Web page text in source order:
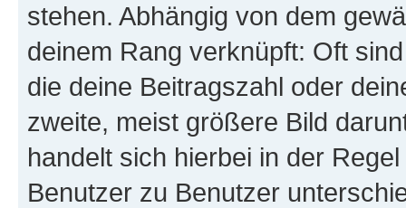
stehen. Abhängig von dem
deinem Rang verknüpft: Oft
die deine Beitragszahl oder
zweite, meist größere Bild
handelt sich hierbei in der
Benutzer zu Benutzer